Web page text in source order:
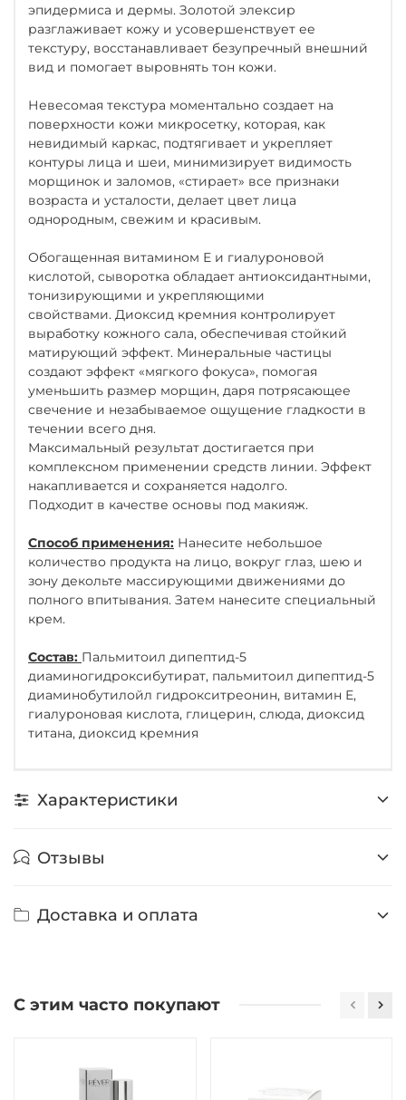
эпидермиса и дермы. Золотой элексир
разглаживает кожу и усовершенствует ее
текстуру, восстанавливает безупречный внешний
вид и помогает выровнять тон кожи.
Невесомая текстура моментально создает на
поверхности кожи микросетку, которая, как
невидимый каркас, подтягивает и укрепляет
контуры лица и шеи, минимизирует видимость
морщинок и заломов, «стирает» все признаки
возраста и усталости, делает цвет лица
однородным, свежим и красивым.
Обогащенная витамином Е и гиалуроновой
кислотой, сыворотка обладает антиоксидантными,
тонизирующими и укрепляющими
свойствами. Диоксид кремния контролирует
выработку кожного сала, обеспечивая стойкий
матирующий эффект. Минеральные частицы
создают эффект «мягкого фокуса», помогая
уменьшить размер морщин, даря потрясающее
свечение и незабываемое ощущение гладкости в
течении всего дня.
Максимальный результат достигается при
комплексном применении средств линии. Эффект
накапливается и сохраняется надолго.
Подходит в качестве основы под макияж.
Способ применения: Нанесите небольшое
количество продукта на лицо, вокруг глаз, шею и
зону декольте массирующими движениями до
полного впитывания. Затем нанесите специальный
крем.
Состав: Пальмитоил дипептид-5
диаминогидроксибутират, пальмитоил дипептид-5
диаминобутилойл гидрокситреонин, витамин Е,
гиалуроновая кислота, глицерин, слюда, диоксид
титана, диоксид кремния
Характеристики
Отзывы
Доставка и оплата
С этим часто покупают